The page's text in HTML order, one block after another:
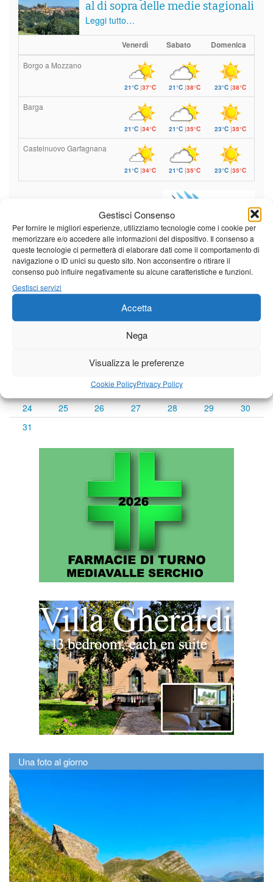
Gestisci Consenso
Per fornire le migliori esperienze, utilizziamo tecnologie come i cookie per
memorizzare e/o accedere alle informazioni del dispositivo. Il consenso a
queste tecnologie ci permetterà di elaborare dati come il comportamento di
navigazione o ID unici su questo sito. Non acconsentire o ritirare il
consenso può influire negativamente su alcune caratteristiche e funzioni.
Gestisci servizi
Accetta
Nega
Visualizza le preferenze
Cookie PolicyPrivacy Policy
al di sopra delle medie stagionali
Leggi tutto…
Venerdì Sabato Domenica
Borgo a Mozzano
21°C|37°C 21°C|38°C 23°C |38°C
Barga
21°C|34°C 21°C|35°C 23°C |35°C
Castelnuovo Garfagnana
21°C|34°C 21°C|35°C 23°C |35°C
Calendario eventi
« Lug Agosto 2026
Set »
G
12 13 14
19 20 21
24
25 26 27 28 29
30
31
Una foto al giorno